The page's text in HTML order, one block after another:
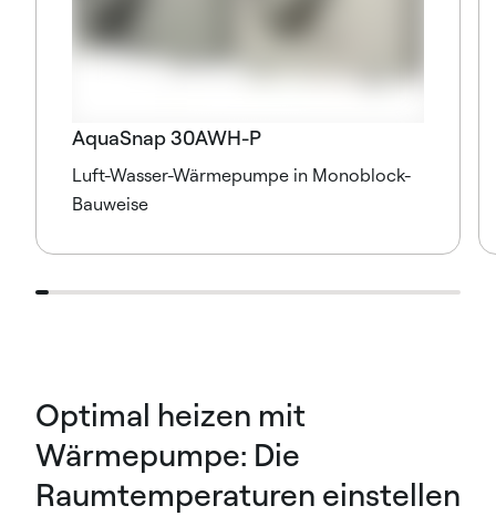
AquaSnap 30AWH-P
Luft-Wasser-Wärmepumpe in Monoblock-
Bauweise
Optimal heizen mit
Wärmepumpe: Die
Raumtemperaturen einstellen